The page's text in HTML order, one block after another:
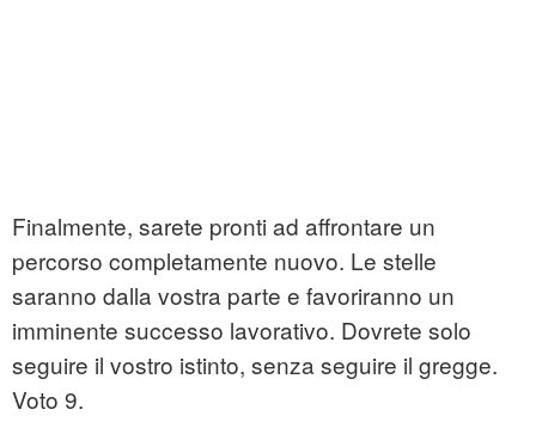
Finalmente, sarete pronti ad affrontare un
percorso completamente nuovo. Le stelle
saranno dalla vostra parte e favoriranno un
imminente successo lavorativo. Dovrete solo
seguire il vostro istinto, senza seguire il gregge.
Voto 9.